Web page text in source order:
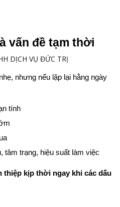
vấn đề tạm thời
nhưng nếu lặp lại hằng ngày
tính
tâm trạng, hiệu suất làm việc
thiệp kịp thời ngay khi các dấu